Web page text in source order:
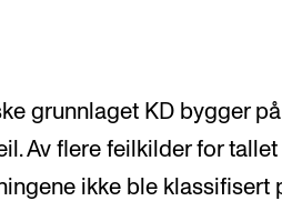
grunnlaget KD bygger
Av flere feilkilder for
ikke ble klassifisert